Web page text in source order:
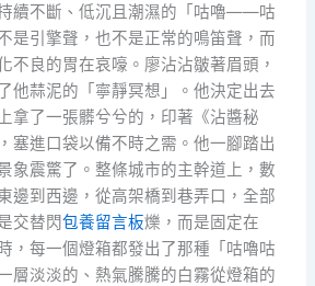
續不斷、低沉且潮濕的「咕嚕——咕
引擎聲，也不是正常的鳴笛聲，而
不良的胃在哀嚎。廖沾沾皺著眉頭，
他蒜泥的「寧靜冥想」。他決定出去
拿了一張髒兮兮的，印著《沾醬秘
塞進口袋以備不時之需。他一腳踏出
象震驚了。整條城市的主幹道上，數
邊到西邊，從高架橋到巷弄口，全部
交替閃包養留言板爍，而是固定在
，每一個燈箱都發出了那種「咕嚕咕
層淡淡的、熱氣騰騰的白霧從燈箱的